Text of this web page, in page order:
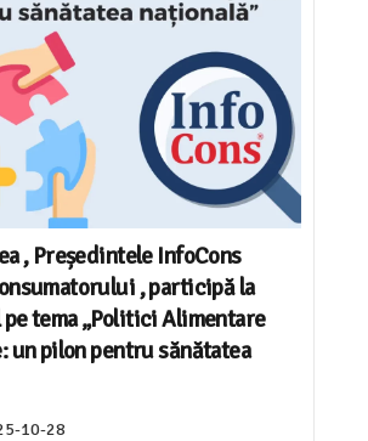
, Președintele InfoCons
, participă la
tema „Politici Alimentare
un pilon pentru sănătatea
10-28